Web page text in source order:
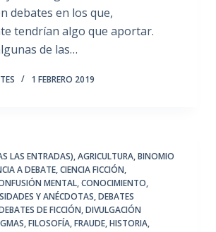
debates en los que,
tendrían algo que aportar.
de las…
1 FEBRERO 2019
LAS ENTRADAS),AGRICULTURA,BINOMIO
A DEBATE,CIENCIA FICCIÓN,
MENTAL,CONOCIMIENTO,
Y ANÉCDOTAS,DEBATES
DE FICCIÓN,DIVULGACIÓN
,FILOSOFÍA,FRAUDE,HISTORIA,